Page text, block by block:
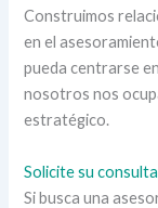
Construimos
en el
pueda centrarse
nosotros nos
estratégico.
Solicite su
Si busca una